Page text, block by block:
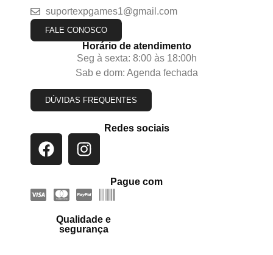
suportexpgames1@gmail.com
FALE CONOSCO
Horário de atendimento
Seg à sexta: 8:00 às 18:00h
Sab e dom: Agenda fechada
DÚVIDAS FREQUENTES
Redes sociais
Pague com
Qualidade e
segurança